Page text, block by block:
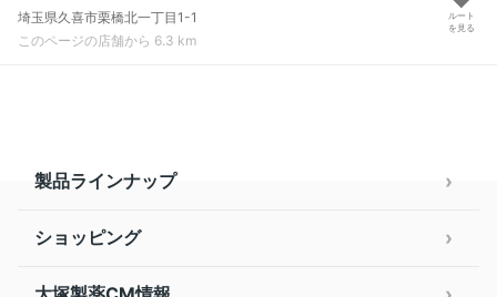
埼玉県久喜市栗橋北一丁目1-1
このページの店舗から 6.3 km
ルート
を見る
製品ラインナップ
ショッピング